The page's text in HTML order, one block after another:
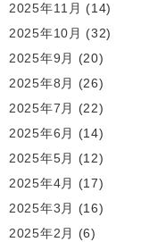
2025年11月 (14)
2025年10月 (32)
2025年9月
(20)
2025年8月
(26)
2025年7月
(22)
2025年6月
(14)
2025年5月
(12)
2025年4月
(17)
2025年3月
(16)
2025年2月
(6)